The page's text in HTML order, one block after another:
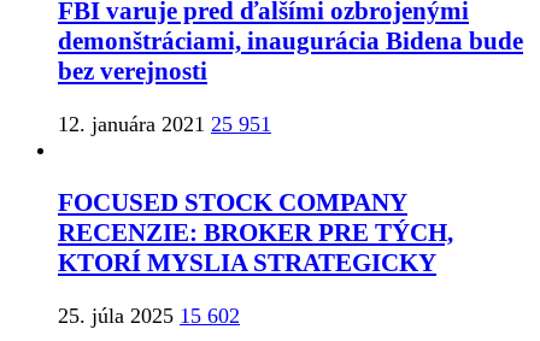
FBI varuje pred ďalšími ozbrojenými
demonštráciami, inaugurácia Bidena bude
bez verejnosti
12. januára 2021 25 951
FOCUSED STOCK COMPANY
RECENZIE: BROKER PRE TÝCH,
KTORÍ MYSLIA STRATEGICKY
25. júla 2025 15 602